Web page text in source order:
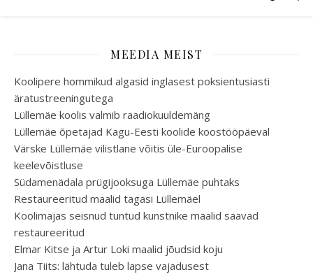
MEEDIA MEIST
Koolipere hommikud algasid inglasest poksientusiasti
äratustreeningutega
Lüllemäe koolis valmib raadiokuuldemäng
Lüllemäe õpetajad Kagu-Eesti koolide koostööpäeval
Värske Lüllemäe vilistlane võitis üle-Euroopalise
keelevõistluse
Südamenädala prügijooksuga Lüllemäe puhtaks
Restaureeritud maalid tagasi Lüllemäel
Koolimajas seisnud tuntud kunstnike maalid saavad
restaureeritud
Elmar Kitse ja Artur Loki maalid jõudsid koju
Jana Tiits: lähtuda tuleb lapse vajadusest